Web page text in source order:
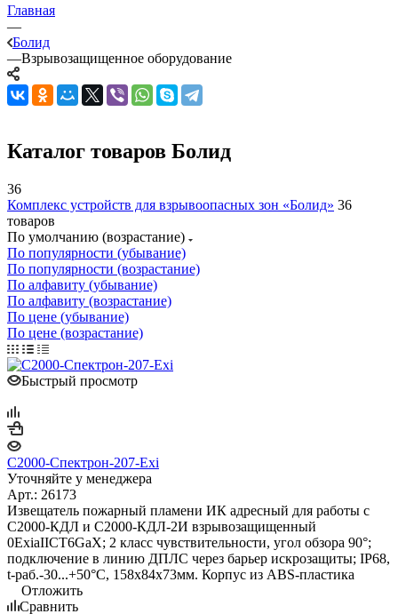
Главная
—
Болид
—Взрывозащищенное оборудование
Каталог товаров Болид
36
Комплекс устройств для взрывоопасных зон «Болид» 36
товаров
По умолчанию (возрастание)
По популярности (убывание)
По популярности (возрастание)
По алфавиту (убывание)
По алфавиту (возрастание)
По цене (убывание)
По цене (возрастание)
Быстрый просмотр
С2000-Спектрон-207-Exi
Уточняйте у менеджера
Арт.: 26173
Извещатель пожарный пламени ИК адресный для работы с
С2000-КДЛ и С2000-КДЛ-2И взрывозащищенный
0ExiaIICT6GaX; 2 класс чувствительности, угол обзора 90°;
подключение в линию ДПЛС через барьер искрозащиты; IP68,
t-раб.-30...+50°С, 158х84х73мм. Корпус из ABS-пластика
Отложить
Сравнить